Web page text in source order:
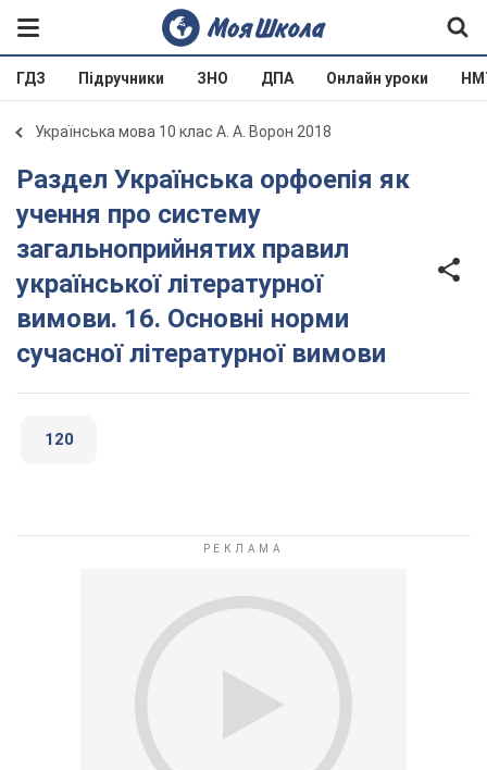
ГДЗ Підручники ЗНО ДПА Онлайн уроки
Українська мова 10 клас А. А. Ворон 2018
Раздел Українська орфоепія як
учення про систему
загальноприйнятих правил
української літературної
вимови. 16. Основні норми
сучасної літературної вимови
120